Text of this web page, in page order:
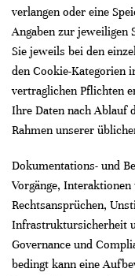
verlangen oder eine
Angaben zur jeweiligen
Sie jeweils bei den
den Cookie-Kategorien
vertraglichen Pflichten
Ihre Daten nach Ablauf
Rahmen unserer
Dokumentations- und
Vorgänge,
Rechtsansprüchen,
Infrastruktursicherheit
Governance und
bedingt kann eine